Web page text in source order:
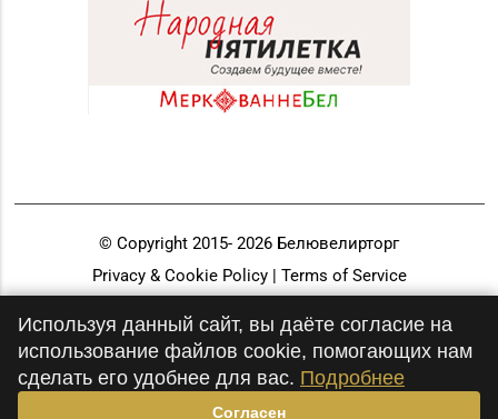
© Copyright 2015- 2026 Белювелирторг
Privacy & Cookie Policy | Terms of Service
Используя данный сайт, вы даёте согласие на
использование файлов cookie, помогающих нам
сделать его удобнее для вас. Подробнее
Согласен